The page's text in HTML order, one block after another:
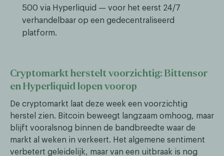
500 via Hyperliquid — voor het eerst 24/7
verhandelbaar op een gedecentraliseerd
platform.
Cryptomarkt herstelt voorzichtig: Bittensor
en Hyperliquid lopen voorop
De cryptomarkt laat deze week een voorzichtig
herstel zien. Bitcoin beweegt langzaam omhoog, maar
blijft vooralsnog binnen de bandbreedte waar de
markt al weken in verkeert. Het algemene sentiment
verbetert geleidelijk, maar van een uitbraak is nog